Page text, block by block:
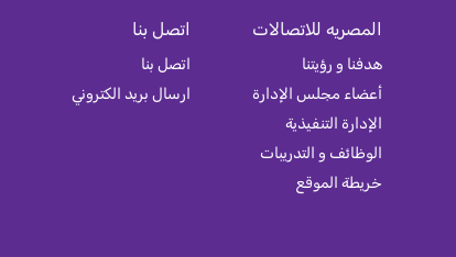
المصريه للاتصالات
هدفنا و رؤيتنا
أعضاء مجلس الإدارة
الإدارة التنفيذية
الوظائف و التدريبات
خريطة الموقع
اتصل بنا
اتصل بنا
ارسال بريد الكتروني